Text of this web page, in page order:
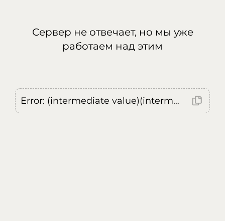
Сервер не отвечает, но мы уже
работаем над этим
Error: (intermediate value)(intermediate value)(intermediate value).replaceAll is not a function